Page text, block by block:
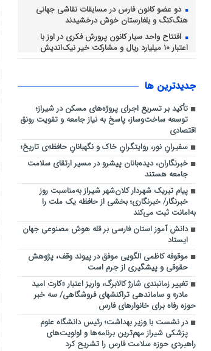
دو عضو کانون فارس در مسابقات نقاشی جهانی
هنگ‌کنگ و بلغارستان خوش درخشیدند
افتتاح واحد سیار کانون پرورش فکری در اوز با
اعتبار ۱۰ میلیارد ریال و مشارکت خیر نیک‌اندیش
اجرای طرح آبخیزداری کوه دراک توسط شهرداری
منطقه شش
نظارت میدانی کارشناسان دفتر بازرسی و مدیریت
عملکرد دانشگاه علوم پزشکی شیراز بر روند ارائه
خدمات سلامت به زائران اربعین حسینی در عراق
جديدترين ها
تأکید بر تسریع اجرای پروژه‌های مسکن در شیراز؛
توسعه ساخت‌وساز، پاسخ به نیاز جامعه و تقویت رونق
اقتصادی
سفیرانِ نور، روایتگرانِ خاک و نگهبانانِ حافظه‌ی تاریخ؛
خبرنگاران، دیده‌بانان پیشرو در مسیر ارتقای سلامت
جامعه هستند
پیام تبریک شهردار کلان‌شهر شیراز به‌مناسبت روز
خبرنگار/ خبرنگاری؛ بخشی از حافظه یک ملت را
به‌امانت ثبت می‌کند
دانش آموز استان فارسی بر قله هوش مصنوعی جهان
ایستاد
موقوفه کاظمی الگویی موفق در پیوند وقف، پژوهش
حقوقی و پیشگیری از جرم است
تغییر زمانبندی شارژ کالابرگ، واریز اعتبار «کارت امید
مادر» و ساماندهی تراکنشهای فروشگاهی/ سه خبر
حوزه رفاه برای خانوارهای فارس
در نشست با وزیر بهداشت؛ رئیس دانشگاه علوم
پزشکی شیراز مهم‌ترین برنامه‌ها و اولویت‌های
راهبردی حوزه سلامت فارس را تشریح کرد